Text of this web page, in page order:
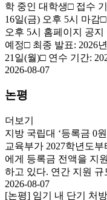
학 중인 대학생□ 접수
16일(금) 오후 5시 마감
오후 5시 홈페이지 공
예정□ 최종 발표: 2026
21일(월)□ 연수 기간:
2026-08-07
논평
더보기
지방 국립대 ‘등록금 0
교육부가 2027학년도
에게 등록금 전액을 지
하고 있다. 연간 지원 규
2026-08-07
[논평] 임기 내 단기 처